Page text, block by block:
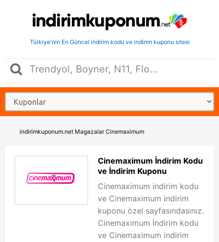
Türkiye'nin En Güncel indirim kodu ve indirim kuponu sitesi
indirimkuponum.net Magazalar Cinemaximum
Cinemaximum İndirim Kodu
ve İndirim Kuponu
Cinemaximum indirim kodu
ve Cinemaximum indirim
kuponu özel sayfasındasınız.
Cinemaximum İndirim kodu
ve Cinemaximum indirim